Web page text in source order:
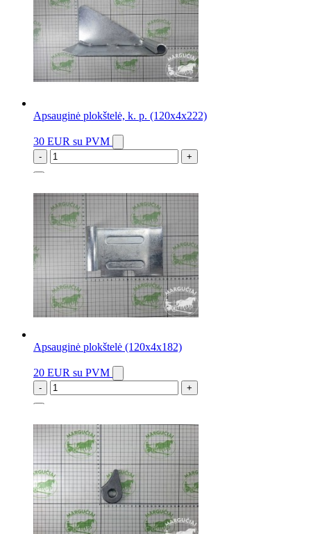
Apsauginė plokštelė, k. p. (120x4x222)
30 EUR su PVM
- +
Apsauginė plokštelė (120x4x182)
20 EUR su PVM
- +